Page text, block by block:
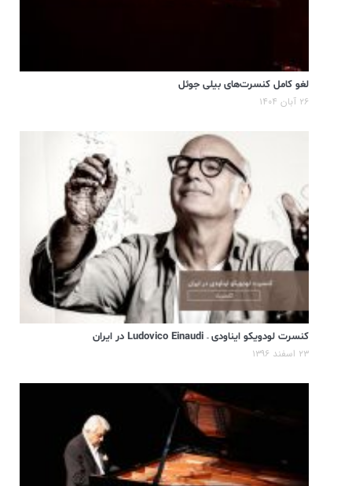
لغو کامل کنسرت‌های بیلی جوئل
۲۶ آبان ۱۴۰۴
کنسرت لودویکو ایناودی – Ludovico Einaudi در ایران
۲۳ اسفند ۱۳۹۶